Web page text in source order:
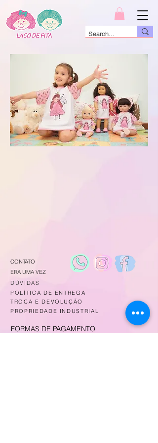
CONTATO
ERA UMA VEZ
DÚVIDAS
POLÍTICA DE ENTREGA
TROCA E DEVOLUÇÃO
PROPRIEDADE INDUSTRIAL
FORMAS DE PAGAMENTO